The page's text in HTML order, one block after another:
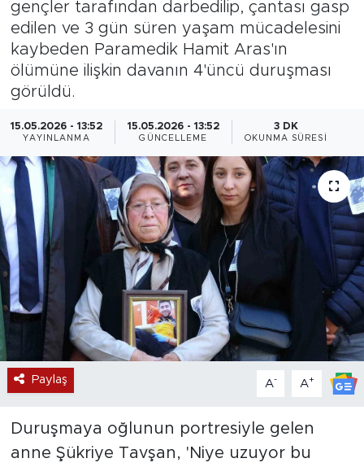
gençler tarafından darbedilip, çantası gasp
edilen ve 3 gün süren yaşam mücadelesini
kaybeden Paramedik Hamit Aras'ın
ölümüne ilişkin davanın 4'üncü duruşması
görüldü.
15.05.2026 - 13:52
YAYINLANMA
15.05.2026 - 13:52
GÜNCELLEME
3 DK
OKUNMA SÜRESI
Paylaş A- A+
Duruşmaya oğlunun portresiyle gelen
anne Şükriye Tavşan, 'Niye uzuyor bu
Magazin
Özel Haber
Politika
Resmi İlanlar
Sağlık
Spor
Turizm